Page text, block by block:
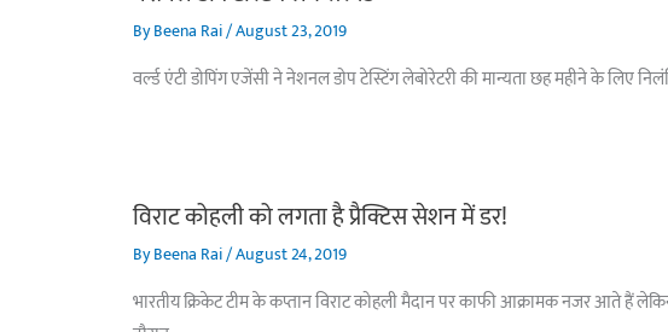
ByBeena Rai/August 23, 2019
वर्ल्ड एंटी डोपिंग एजेंसी ने नेशनल डोप टेस्टिंग लेबोरेटरी की मान्यता छह महीने के
विराट कोहली को लगता है प्रैक्टिस सेशन में डर!
ByBeena Rai/August 24, 2019
भारतीय क्रिकेट टीम के कप्तान विराट कोहली मैदान पर काफी आक्रामक नजर आते हैं